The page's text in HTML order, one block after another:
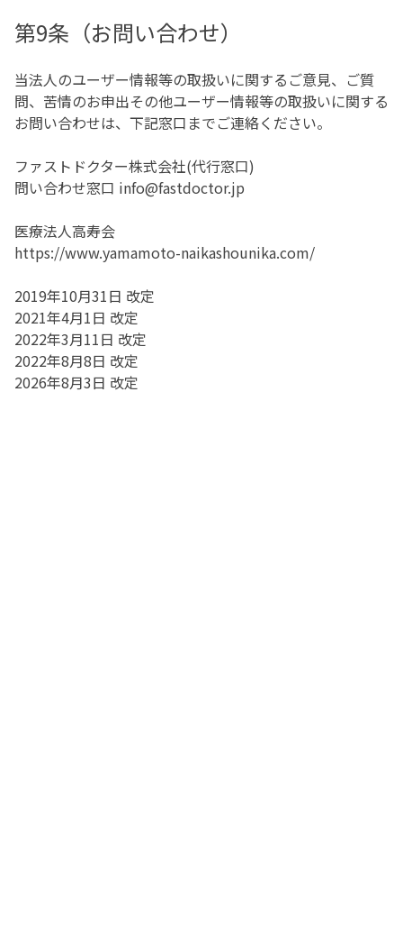
第9条（お問い合わせ）
当法人のユーザー情報等の取扱いに関するご意見、ご質
問、苦情のお申出その他ユーザー情報等の取扱いに関する
お問い合わせは、下記窓口までご連絡ください。
ファストドクター株式会社(代行窓口)
問い合わせ窓口 info@fastdoctor.jp
医療法人高寿会
https://www.yamamoto-naikashounika.com/
2019年10月31日 改定
2021年4月1日 改定
2022年3月11日 改定
2022年8月8日 改定
2026年8月3日 改定